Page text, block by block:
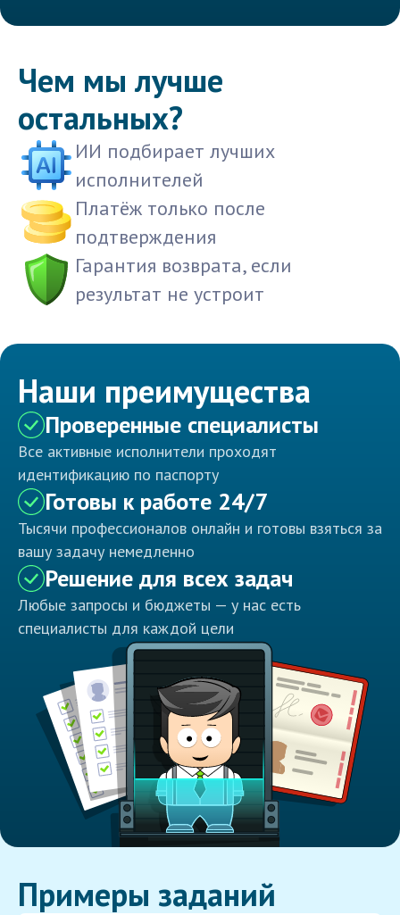
Чем мы лучше
остальных?
ИИ подбирает лучших
исполнителей
Платёж только после
подтверждения
Гарантия возврата, если
результат не устроит
Наши преимущества
Проверенные специалисты
Все активные исполнители проходят
идентификацию по паспорту
Готовы к работе 24/7
Тысячи профессионалов онлайн и готовы взяться за
вашу задачу немедленно
Решение для всех задач
Любые запросы и бюджеты — у нас есть
специалисты для каждой цели
Примеры заданий